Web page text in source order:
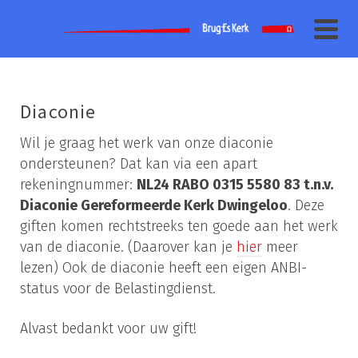
Diaconie
Wil je graag het werk van onze diaconie
ondersteunen? Dat kan via een apart
rekeningnummer: NL24 RABO 0315 5580 83 t.n.v.
Diaconie Gereformeerde Kerk Dwingeloo. Deze
giften komen rechtstreeks ten goede aan het werk
van de diaconie. (Daarover kan je hier meer
lezen) Ook de diaconie heeft een eigen ANBI-
status voor de Belastingdienst.
Alvast bedankt voor uw gift!